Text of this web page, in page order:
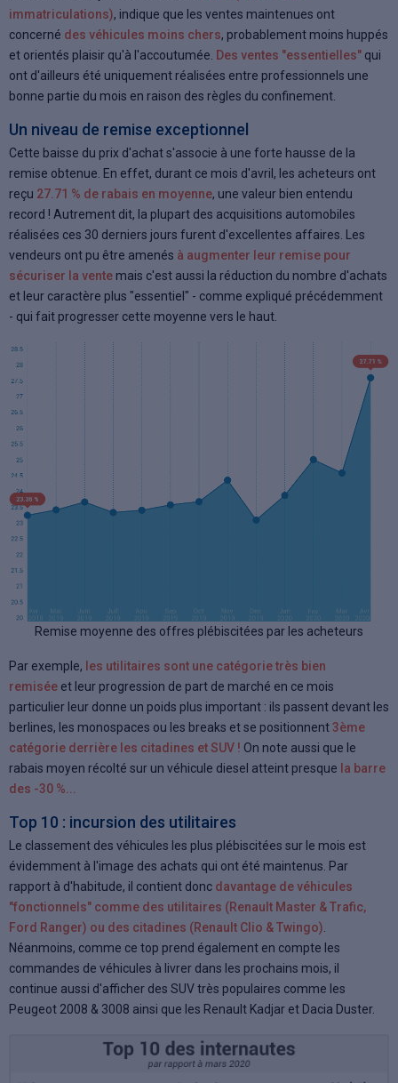
immatriculations), indique que les ventes maintenues ont
concerné des véhicules moins chers, probablement moins huppés
et orientés plaisir qu'à l'accoutumée. Des ventes "essentielles" qui
ont d'ailleurs été uniquement réalisées entre professionnels une
bonne partie du mois en raison des règles du confinement.
Un niveau de remise exceptionnel
Cette baisse du prix d'achat s'associe à une forte hausse de la
remise obtenue. En effet, durant ce mois d'avril, les acheteurs ont
reçu 27.71 % de rabais en moyenne, une valeur bien entendu
record ! Autrement dit, la plupart des acquisitions automobiles
réalisées ces 30 derniers jours furent d'excellentes affaires. Les
vendeurs ont pu être amenés à augmenter leur remise pour
sécuriser la vente mais c'est aussi la réduction du nombre d'achats
et leur caractère plus "essentiel" - comme expliqué précédemment
- qui fait progresser cette moyenne vers le haut.
Remise moyenne des offres plébiscitées par les acheteurs
Par exemple, les utilitaires sont une catégorie très bien
remisée et leur progression de part de marché en ce mois
particulier leur donne un poids plus important : ils passent devant les
berlines, les monospaces ou les breaks et se positionnent3ème
catégorie derrière les citadines et SUV ! On note aussi que le
rabais moyen récolté sur un véhicule diesel atteint presque la barre
des -30 %...
Top 10 : incursion des utilitaires
Le classement des véhicules les plus plébiscitées sur le mois est
évidemment à l'image des achats qui ont été maintenus. Par
rapport à d'habitude, il contient donc davantage de véhicules
"fonctionnels" comme des utilitaires (Renault Master & Trafic,
Ford Ranger) ou des citadines (Renault Clio & Twingo)
Néanmoins, comme ce top prend également en compte les
commandes de véhicules à livrer dans les prochains mois, il
continue aussi d'afficher des SUV très populaires comme les
Peugeot 2008 & 3008 ainsi que les Renault Kadjar et Dacia Duster.